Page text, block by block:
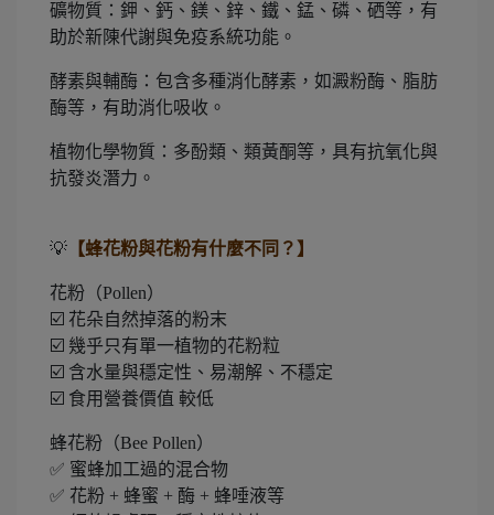
礦物質：鉀、鈣、鎂、鋅、鐵、錳、磷、硒等，有
助於新陳代謝與免疫系統功能。
酵素與輔酶：包含多種消化酵素，如澱粉酶、脂肪
酶等，有助消化吸收。
植物化學物質：多酚類、類黃酮等，具有抗氧化與
抗發炎潛力。
💡 【蜂花粉與花粉有什麼不同？】
花粉（Pollen）
☑️ 花朵自然掉落的粉末
☑️ 幾乎只有單一植物的花粉粒
☑️ 含水量與穩定性、易潮解、不穩定
☑️ 食用營養價值 較低
蜂花粉（Bee Pollen）
✅ 蜜蜂加工過的混合物
✅ 花粉 + 蜂蜜 + 酶 + 蜂唾液等